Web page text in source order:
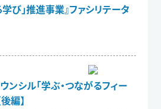
び」推進事業』ファシリテータ
ンシル「学ぶ・つながるフィー
編】